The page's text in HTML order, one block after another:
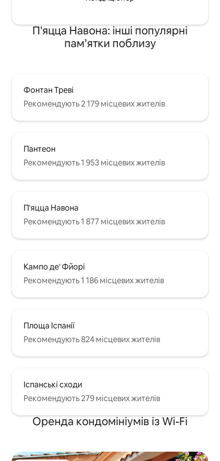
П'яцца Навона: інші популярні
пам’ятки поблизу
Фонтан Треві
Рекомендують 2 179 місцевих жителів
Пантеон
Рекомендують 1 953 місцевих жителів
П'яцца Навона
Рекомендують 1 877 місцевих жителів
Кампо де' Фйорі
Рекомендують 1 186 місцевих жителів
Площа Іспанії
Рекомендують 824 місцевих жителів
Іспанські сходи
Рекомендують 279 місцевих жителів
Оренда кондомініумів із Wi-Fi